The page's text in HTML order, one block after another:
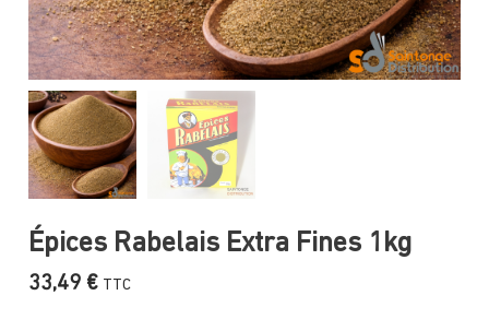
Épices Rabelais Extra Fines 1kg
33,49 € TTC